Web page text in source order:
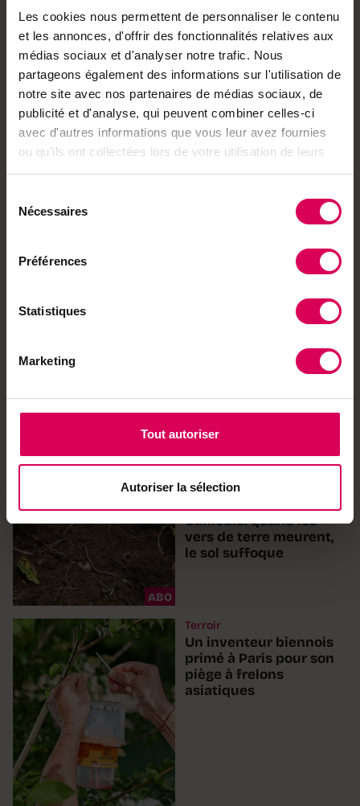
Les cookies nous permettent de personnaliser le contenu
et les annonces, d'offrir des fonctionnalités relatives aux
médias sociaux et d'analyser notre trafic. Nous
partageons également des informations sur l'utilisation de
notre site avec nos partenaires de médias sociaux, de
publicité et d'analyse, qui peuvent combiner celles-ci
avec d'autres informations que vous leur avez fournies
ou qu'ils ont collectées lors de votre utilisation de leurs
services.
Nécessaires
Préférences
Statistiques
Marketing
Tout autoriser
Autoriser la sélection
proposons de découvrir la nature et l’agriculture du
Costa Rica, en collaboration avec l’agence Swiss
Tropical. Programme complet sur
https://www.terrenature.ch/voyages
Envie de partager ?
Achetez local sur
Découvrez les produits
traditionnel brunch du
1er août
ABO
Canicule: quand les
vers de terre meurent,
le sol suffoque
Terroir
Un inventeur biennois
primé à Paris pour son
piège à frelons
asiatiques